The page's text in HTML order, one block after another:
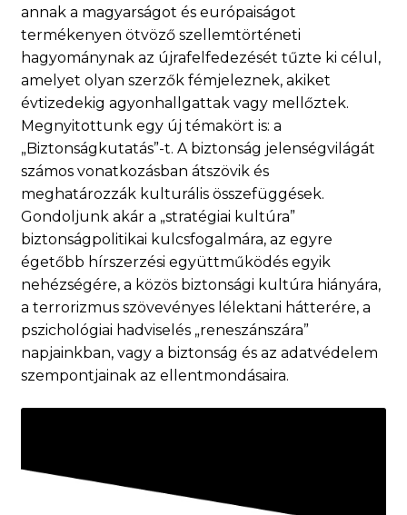
annak a magyarságot és európaiságot
termékenyen ötvöző szellemtörténeti
hagyománynak az újrafelfedezését tűzte ki célul,
amelyet olyan szerzők fémjeleznek, akiket
évtizedekig agyonhallgattak vagy mellőztek.
Megnyitottunk egy új témakört is: a
„Biztonságkutatás”-t. A biztonság jelenségvilágát
számos vonatkozásban átszövik és
meghatározzák kulturális összefüggések.
Gondoljunk akár a „stratégiai kultúra”
biztonságpolitikai kulcsfogalmára, az egyre
égetőbb hírszerzési együttműködés egyik
nehézségére, a közös biztonsági kultúra hiányára,
a terrorizmus szövevényes lélektani hátterére, a
pszichológiai hadviselés „reneszánszára”
napjainkban, vagy a biztonság és az adatvédelem
szempontjainak az ellentmondásaira.